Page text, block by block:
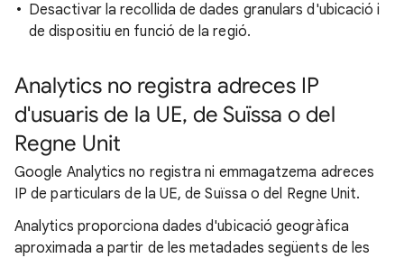
Desactivar la recollida de dades granulars d'ubicació i
de dispositiu en funció de la regió.
Analytics no registra adreces IP
d'usuaris de la UE, de Suïssa o del
Regne Unit
Google Analytics no registra ni emmagatzema adreces
IP de particulars de la UE, de Suïssa o del Regne Unit.
Analytics proporciona dades d'ubicació geogràfica
aproximada a partir de les metadades següents de les